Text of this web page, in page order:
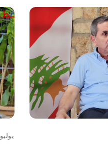
يوليو 14, 2025